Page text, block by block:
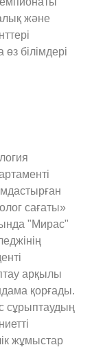
және
білімдері
сағаты»
"Мирас"
арқылы
қорғады.
сұрыптаудың
жұмыстар